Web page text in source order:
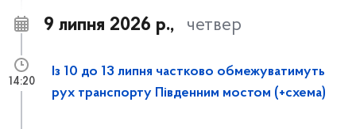
9 липня 2026 р., четвер
Із 10 до 13 липня частково обмежуватимуть
рух транспорту Південним мостом (+схема)
14:20